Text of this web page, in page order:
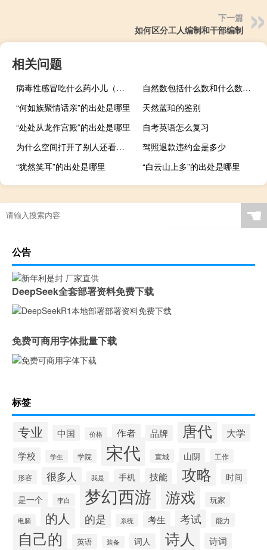
下一篇
如何区分工人编制和干部编制
相关问题
病毒性感冒吃什么药小儿（病毒性感冒吃什么药）
自然数包括什么数和什么数（自然数包括什么）
“何如族聚情话亲”的出处是哪里
天然蓝珀的鉴别
“处处从龙作宫殿”的出处是哪里
自考英语怎么复习
为什么空间打开了别人还看不了（为什么空间打不开了）
驾照退款违约金是多少
“犹然笑耳”的出处是哪里
“白云山上多”的出处是哪里
☚
公告
DeepSeek全套部署资料免费下载
免费可商用字体批量下载
标签
专业 中国 价格 作者 品牌 唐代 大学
学校 学生 学院 宋代 宣城 山阴 工作
形容 很多人 我是 手机 技能 攻略
时间
是一个
李白 梦幻西游 游戏 玩家
电脑 的人 的是 系统 考生 考试 能力
自己的 英语 装备 词人 诗人 诗词